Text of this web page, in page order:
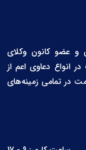
و عضو کانون وکلای
انواع دعاوی اعم از
در تمامی زمینه‌های